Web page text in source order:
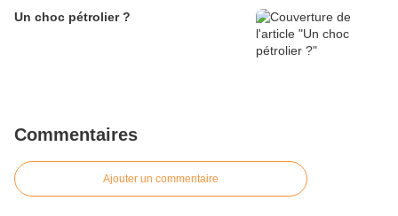
Un choc pétrolier ?
Commentaires
Ajouter un commentaire